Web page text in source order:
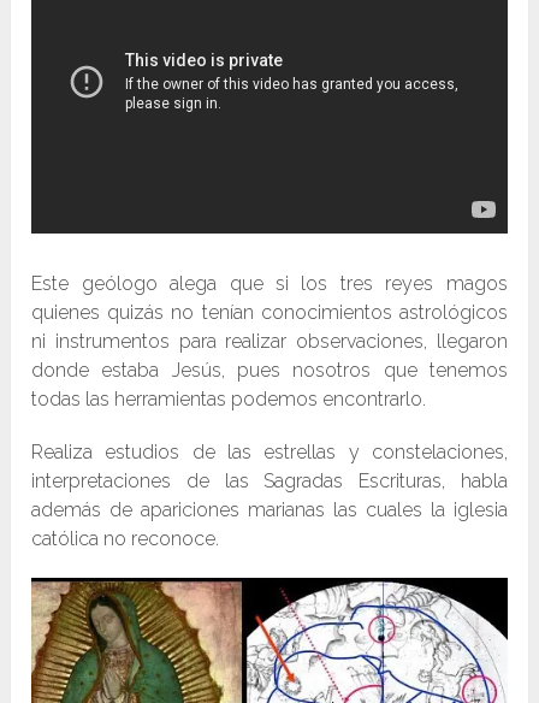
Este geólogo alega que si los tres reyes magos
quienes quizás no tenían conocimientos astrológicos
ni instrumentos para realizar observaciones, llegaron
donde estaba Jesús, pues nosotros que tenemos
todas las herramientas podemos encontrarlo.
Realiza estudios de las estrellas y constelaciones,
interpretaciones de las Sagradas Escrituras, habla
además de apariciones marianas las cuales la iglesia
católica no reconoce.